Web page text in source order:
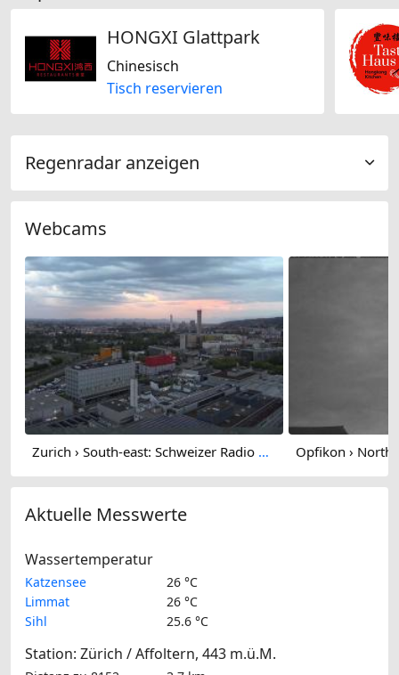
HONGXI Glattpark
Chinesisch
Tisch reservieren
Regenradar anzeigen
Webcams
Zurich › South-east: Schweizer Radio und Fernsehen (Studio Zürich Leutschenbach) - Sonderabfall-Sammelstelle Hagenholz
Aktuelle Messwerte
Wassertemperatur
Katzensee
26 °C
Limmat
26 °C
Sihl
25.6 °C
Station: Zürich / Affoltern, 443 m.ü.M.